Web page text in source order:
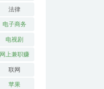
法律
电子商务
电视剧
网上兼职赚
钱
联网
苹果